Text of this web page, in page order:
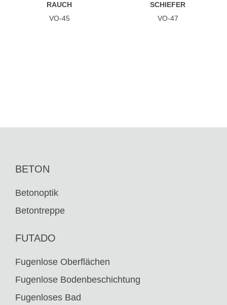
RAUCH
VO-45
SCHIEFER
VO-47
TÜRKISGRAU
BETON
Betonoptik
Betontreppe
FUTADO
Fugenlose Oberflächen
Fugenlose Bodenbeschichtung
Fugenloses Bad